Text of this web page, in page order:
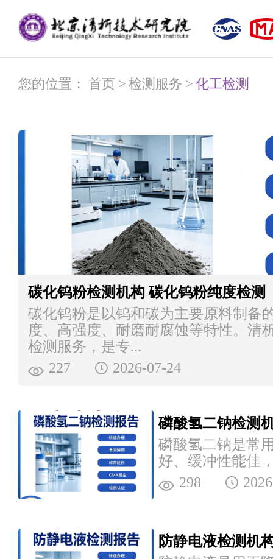
您的位置： 首页 > 检测服务 > 化工检测
碳化钨粉检测机构 碳化钨粉纯度检测
碳化钨粉是以钨和碳为主要原料制备
度、高强度、耐磨耐腐蚀等特性。清
检测服务，是专...
227
2026-07-24
磷酸氢二钠检测
磷酸氢二钠是常
好、缓冲性能佳
域，清析技术研
务，是专业的第
298
防静电液检测机